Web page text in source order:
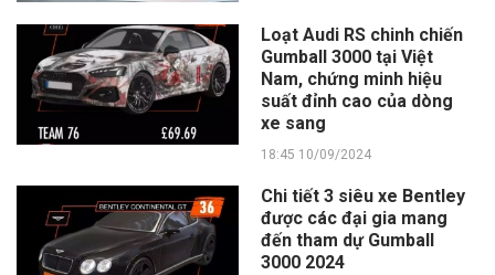
Loạt Audi RS chinh chiến
Gumball 3000 tại Việt
Nam, chứng minh hiệu
suất đỉnh cao của dòng
xe sang
18:45 10/09/2024
Chi tiết 3 siêu xe Bentley
được các đại gia mang
đến tham dự Gumball
3000 2024